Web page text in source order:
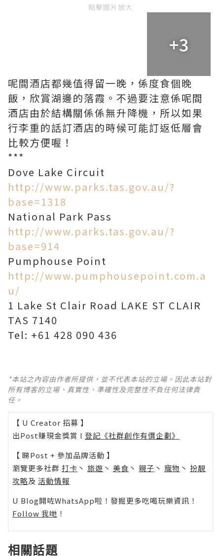
點擊圖片放大
+3
呢間酒店都幾值得留一晚，係度食個晚
飯，欣賞湖邊的落霞。不過要注意係呢間
酒店由於結構關係係無升降機，所以如果
行李重的話訂酒店的時候可能訂返低層會
比較方便喔！
***
Dove Lake Circuit
http://www.parks.tas.gov.au/?
base=1318
National Park Pass
http://www.parks.tas.gov.au/?
base=914
Pumphouse Point
http://www.pumphousepoint.com.a
u/
1 Lake St Clair Road LAKE ST CLAIR
TAS 7140
Tel: +61 428 090 436
*本站之內容由作者所提供，並不代表本站的立場。因此本站對
所有博客的立場、真實性、準確性及完整性不負任何法律責
任。
【 U Creator 招募 】
出Post賺現金獎賞 l 登記《社群創作有價企劃》
【 睇Post + 參加品牌活動 】
瀏覽更多社群 打卡 丶 旅遊 丶 美食 丶 親子 丶 寵物 丶 扮靚
攻略及 活動情報
U Blog開咗WhatsApp啦！發掘更多吃喝玩樂資訊！
Follow 我哋 ！
相關話題